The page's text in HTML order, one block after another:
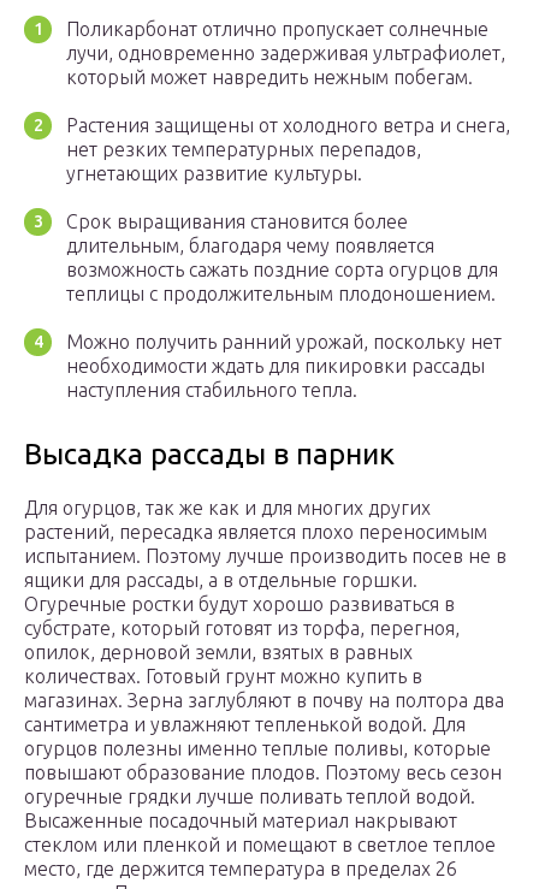
Поликарбонат отлично пропускает солнечные
лучи, одновременно задерживая ультрафиолет,
который может навредить нежным побегам.
Растения защищены от холодного ветра и снега,
нет резких температурных перепадов,
угнетающих развитие культуры.
Срок выращивания становится более
длительным, благодаря чему появляется
возможность сажать поздние сорта огурцов для
теплицы с продолжительным плодоношением.
Можно получить ранний урожай, поскольку нет
необходимости ждать для пикировки рассады
наступления стабильного тепла.
Высадка рассады в парник
Для огурцов, так же как и для многих других
растений, пересадка является плохо переносимым
испытанием. Поэтому лучше производить посев не в
ящики для рассады, а в отдельные горшки.
Огуречные ростки будут хорошо развиваться в
субстрате, который готовят из торфа, перегноя,
опилок, дерновой земли, взятых в равных
количествах. Готовый грунт можно купить в
магазинах. Зерна заглубляют в почву на полтора два
сантиметра и увлажняют тепленькой водой. Для
огурцов полезны именно теплые поливы, которые
повышают образование плодов. Поэтому весь сезон
огуречные грядки лучше поливать теплой водой.
Высаженные посадочный материал накрывают
стеклом или пленкой и помещают в светлое теплое
место, где держится температура в пределах 26